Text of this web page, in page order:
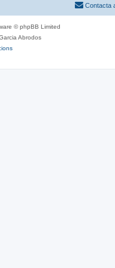
Contacta
© phpBB Limited
Abrodos